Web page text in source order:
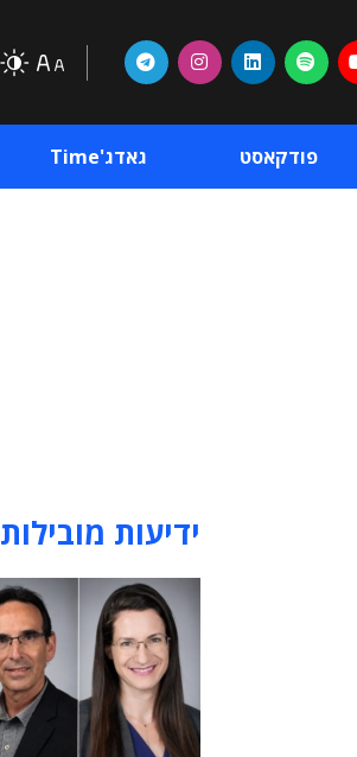
פודקאסט גאדג'Time
ידיעות מובילות